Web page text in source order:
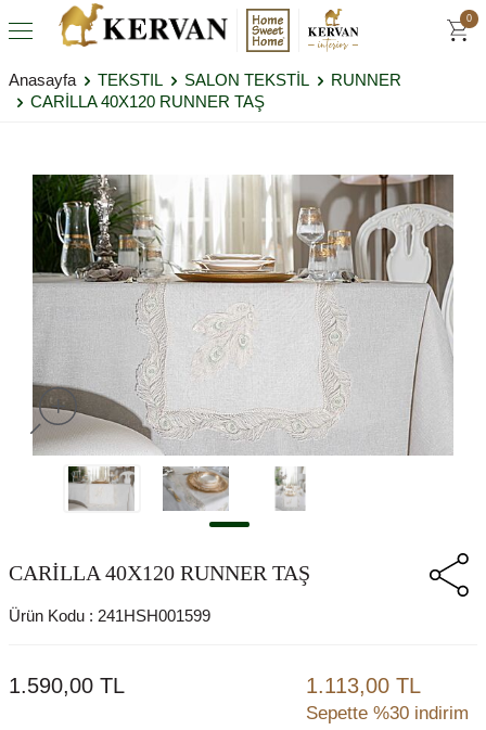
0
Anasayfa TEKSTIL SALON TEKSTİL
RUNNER
CARİLLA 40X120 RUNNER TAŞ
CARİLLA 40X120 RUNNER TAŞ
Ürün Kodu : 241HSH001599
1.590,00 TL 1.113,00 TL
Sepette %30 indirim